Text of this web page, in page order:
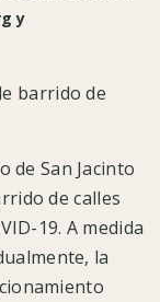
y
barrido de
de San Jacinto
de calles
19. A medida
la